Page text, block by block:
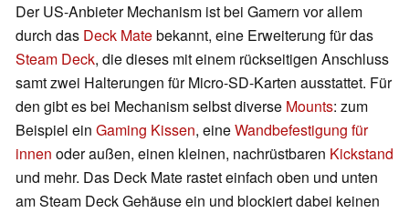
Der US-Anbieter Mechanism ist bei Gamern vor allem
durch das Deck Matebekannt, eine Erweiterung für das
Steam Deck, die dieses mit einem rückseitigen Anschluss
samt zwei Halterungen für Micro-SD-Karten ausstattet. Für
den gibt es bei Mechanism selbst diverse Mounts: zum
Beispiel ein Gaming Kissen, eineWandbefestigung für
innen oder außen, einen kleinen, nachrüstbaren Kickstand
und mehr. Das Deck Mate rastet einfach oben und unten
am Steam Deck Gehäuse ein und blockiert dabei keinen